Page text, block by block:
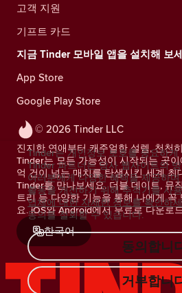
© 2026 Tinder LLC
진지한 연애부터 캐주얼한 설렘, 천천
Tinder는 모든 가능성이 시작되는 곳
억 건이 넘는 매치를 탄생시킨 세계 최
Tinder를 만나보세요. 더블 데이트, 뮤
트리 등 다양한 기능을 통해 나에게 꼭
요. iOS와 Android에서 무료로 다운로
한국어
고객 지원
기프트 카드
지금 Tinder 모바일 앱을 설치해 보
App Store
Google Play Store
Tinder는 개인정보 보호를 중요하
Tinder 파트너는 당사 웹사이트의
여러분에게 다양한 혜택을 제공하
활동을 개선하기 위해 추적기를 사
업체에 대한 자세한 정보를 확인하
동의를 철회할 수 있습니다.
동의합니
거부합니